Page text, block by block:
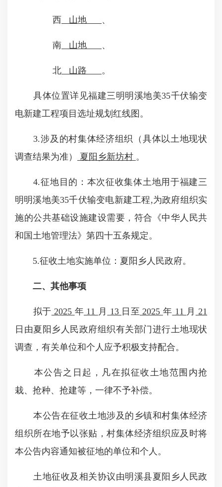
西 山地 、
南 山地 、
北 山路 。
具体位置详见福建三明明溪地美35千伏输变
电新建工程项目选址规划红线图。
3.涉及的村集体经济组织（具体以土地现状
调查结果为准）
夏阳乡新坊村 。
4.征地目的：本次征收集体土地用于福建三
明明溪地美35千伏输变电新建工程,为政府组织实
施的公共基础设施建设需要，符合《中华人民共
和国土地管理法》第四十五条规定。
5.征收土地实施单位：夏阳乡人民政府。
二、其他事项
拟于 2025 年 11 月 13 日至 2025 年 11 月 21
日由夏阳乡人民政府组织有关部门进行土地现状
调查，有关单位和个人应予积极支持配合。
本公告之日起，凡在拟征收土地范围内抢
栽、抢种、抢建等，一律不予补偿。
本公告在征收土地涉及的乡镇和村集体经济
组织所在地予以张贴，村集体经济组织应及时将
本公告内容通知被征地的单位和个人。
土地征收及相关协议由明溪县夏阳乡人民政